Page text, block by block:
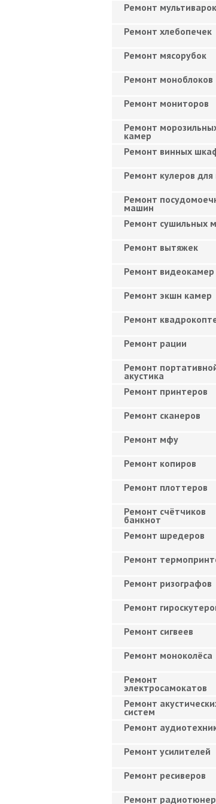
Ремонт мультиварок
Ремонт хлебопечек
Ремонт мясорубок
Ремонт моноблоков
Ремонт мониторов
Ремонт
камер
Ремонт винных
Ремонт кулеров
Ремонт
машин
Ремонт сушильных
Ремонт вытяжек
Ремонт видеокамер
Ремонт экшн камер
Ремонт
Ремонт рации
Ремонт
акустика
Ремонт принтеров
Ремонт сканеров
Ремонт мфу
Ремонт копиров
Ремонт плоттеров
Ремонт счётчиков
банкнот
Ремонт шредеров
Ремонт
Ремонт ризографов
Ремонт
Ремонт сигвеев
Ремонт моноколёса
Ремонт
электросамокатов
Ремонт
систем
Ремонт
Ремонт усилителей
Ремонт ресиверов
Ремонт